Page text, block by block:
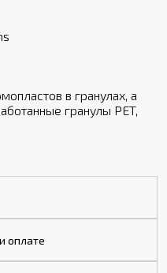
в гранулах, а
гранулы PET,
оплате